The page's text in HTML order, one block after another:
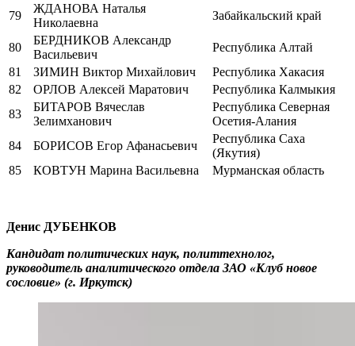
79
ЖДАНОВА Наталья
Николаевна
Забайкальский край
80
БЕРДНИКОВ Александр
Васильевич
Республика Алтай
81
ЗИМИН Виктор Михайлович
Республика Хакасия
82
ОРЛОВ Алексей Маратович
Республика Калмыкия
83
БИТАРОВ Вячеслав
Зелимханович
Республика Северная
Осетия-Алания
84
БОРИСОВ Егор Афанасьевич
Республика Саха
(Якутия)
85
КОВТУН Марина Васильевна Мурманская область
Денис ДУБЕНКОВ
Кандидат политических наук, политтехнолог,
руководитель аналитического отдела ЗАО «Клуб новое
сословие» (г. Иркутск)